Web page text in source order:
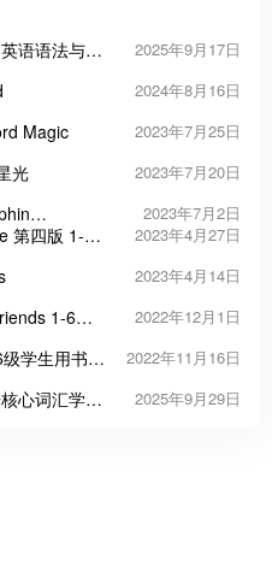
语语法与词
2025年9月17日
2024年8月16日
Magic 2023年7月25日
光 2023年7月20日
2023年7月2日
第四版 1-8
2023年4月27日
2023年4月14日
1-6》
2022年12月1日
学生用书练
2022年11月16日
心词汇学习
2025年9月29日